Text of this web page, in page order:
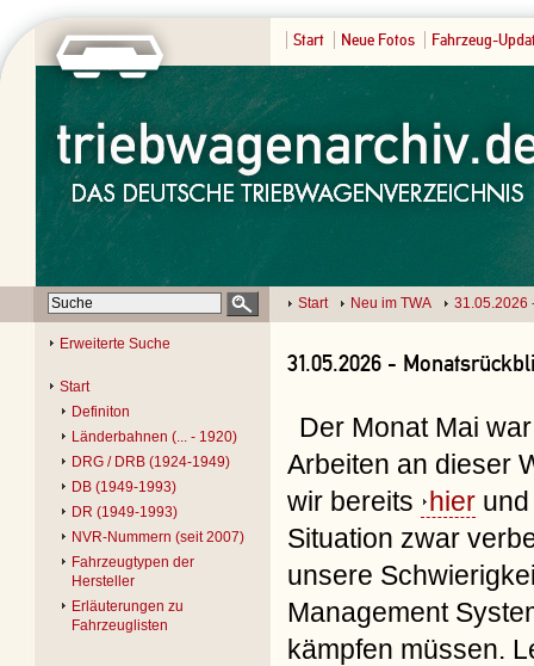
Start Neue Fotos Fahrzeug-
Start Neu im TWA 31.05.2026
Erweiterte Suche
Start
Definiton
Länderbahnen (... - 1920)
DRG / DRB (1924-1949)
DB (1949-1993)
DR (1949-1993)
NVR-Nummern (seit 2007)
Fahrzeugtypen der
Hersteller
Erläuterungen zu
Fahrzeuglisten
31.05.2026 -
Der Monat Mai
Arbeiten an dieser
wir bereits hier
Situation zwar
unsere
Management
kämpfen müssen.